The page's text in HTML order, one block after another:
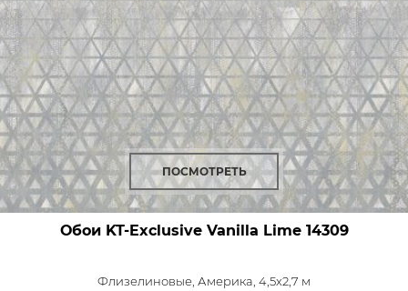
ПОСМОТРЕТЬ
Обои KT-Exclusive Vanilla Lime14309
Флизелиновые, Америка, 4,5x2,7 м